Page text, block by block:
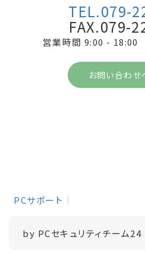
TEL.079-
FAX.079-
営業時間 9:00 - 18:00
お問い合わせ
PCサポート
by PCセキュリティチーム24